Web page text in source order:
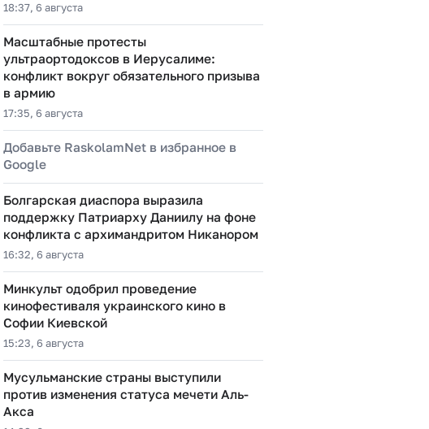
18:37, 6 августа
Масштабные протесты
ультраортодоксов в Иерусалиме:
конфликт вокруг обязательного призыва
в армию
17:35, 6 августа
Добавьте RaskolamNet в избранное в
Google
Болгарская диаспора выразила
поддержку Патриарху Даниилу на фоне
конфликта с архимандритом Никанором
16:32, 6 августа
Минкульт одобрил проведение
кинофестиваля украинского кино в
Софии Киевской
15:23, 6 августа
Мусульманские страны выступили
против изменения статуса мечети Аль-
Акса